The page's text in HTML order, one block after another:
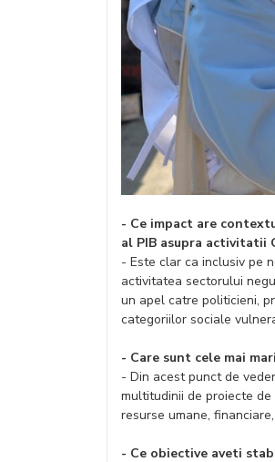
- Ce impact are
al PIB asupra activitatii
- Este clar ca inclusiv pe
activitatea sectorului
un apel catre politicieni,
categoriilor sociale
- Care sunt cele mai
- Din acest punct de
multitudinii de proiecte
resurse umane,
- Ce obiective aveti